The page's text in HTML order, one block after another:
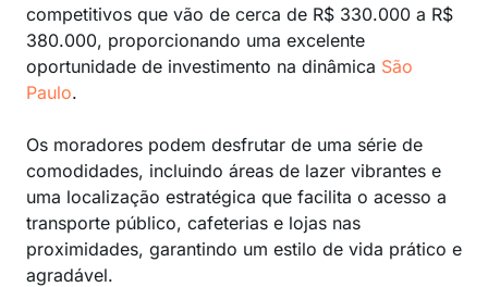
competitivos que vão de cerca de R$ 330.000 a R$
380.000, proporcionando uma excelente
oportunidade de investimento na dinâmica São
Paulo.
Os moradores podem desfrutar de uma série de
comodidades, incluindo áreas de lazer vibrantes e
uma localização estratégica que facilita o acesso a
transporte público, cafeterias e lojas nas
proximidades, garantindo um estilo de vida prático e
agradável.